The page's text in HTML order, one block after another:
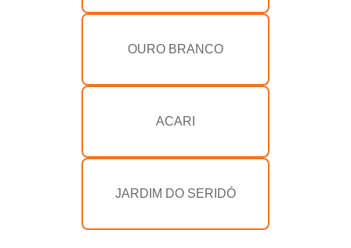
OURO BRANCO
ACARI
JARDIM DO SERIDÓ